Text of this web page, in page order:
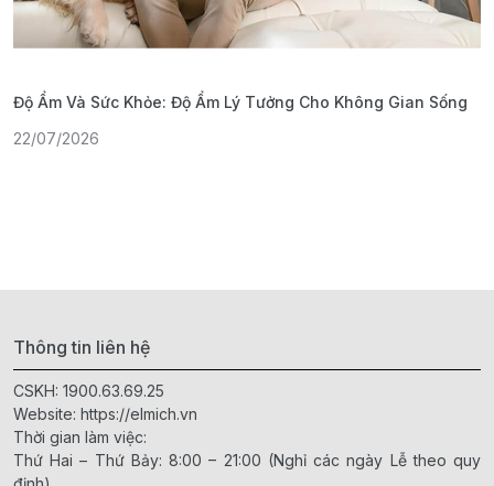
Độ Ẩm Và Sức Khỏe: Độ Ẩm Lý Tưởng Cho Không Gian Sống
22/07/2026
Thông tin liên hệ
CSKH: 1900.63.69.25
Website: https://elmich.vn
Thời gian làm việc:
Thứ Hai – Thứ Bảy: 8:00 – 21:00 (Nghỉ các ngày Lễ theo quy